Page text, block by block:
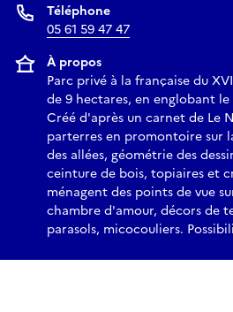
Téléphone
05 61 59 47 47
À propos
Parc privé à la française du
de 9 hectares, en englobant le
Créé d'après un carnet de Le
parterres en promontoire sur
des allées, géométrie des
ceinture de bois, topiaires et
ménagent des points de vue
chambre d'amour, décors de
parasols, micocouliers.